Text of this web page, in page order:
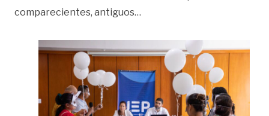
comparecientes, antiguos…